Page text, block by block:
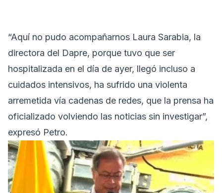
“Aquí no pudo acompañarnos Laura Sarabia, la
directora del Dapre, porque tuvo que ser
hospitalizada en el día de ayer, llegó incluso a
cuidados intensivos, ha sufrido una violenta
arremetida vía cadenas de redes, que la prensa ha
oficializado volviendo las noticias sin investigar”,
expresó Petro.